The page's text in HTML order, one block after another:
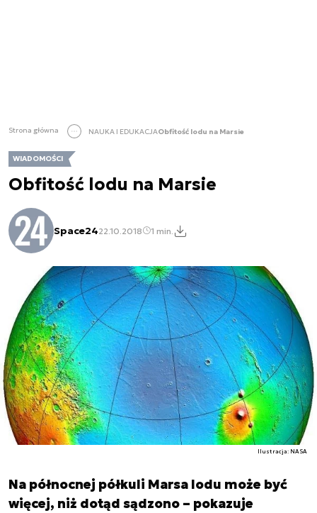
Strona główna NAUKA I EDUKACJAObfitość lodu na Marsie
WIADOMOŚCI
Obfitość lodu na Marsie
Space2422.10.2018 1 min.
Ilustracja: NASA
Na północnej półkuli Marsa lodu może być
więcej, niż dotąd sądzono – pokazuje